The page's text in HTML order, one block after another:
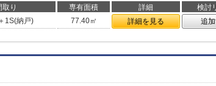
取り 専有面積 詳細
検討
1S(納戸) 77.40㎡ 詳細を見る 追